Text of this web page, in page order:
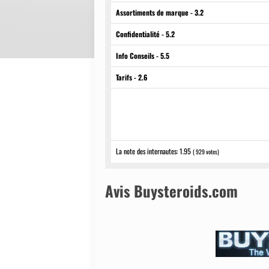
Assortiments de marque - 3.2
Confidentialité - 5.2
Info Conseils - 5.5
Tarifs - 2.6
La note des internautes:1.95 (929votes)
Avis Buysteroids.com